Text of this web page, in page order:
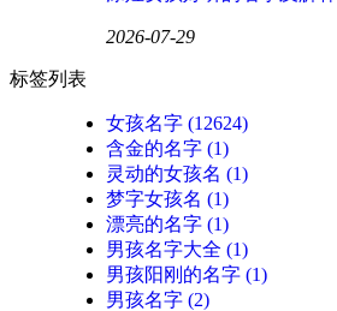
2026-07-29
标签列表
女孩名字 (12624)
含金的名字 (1)
灵动的女孩名 (1)
梦字女孩名 (1)
漂亮的名字 (1)
男孩名字大全 (1)
男孩阳刚的名字 (1)
男孩名字 (2)